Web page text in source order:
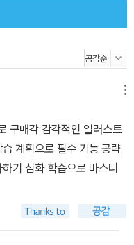
구매각 감각적인 일러스트
계획으로 필수 기능 공략
기 심화 학습으로 마스터